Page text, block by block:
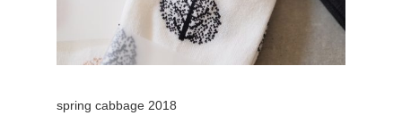
spring cabbage 2018